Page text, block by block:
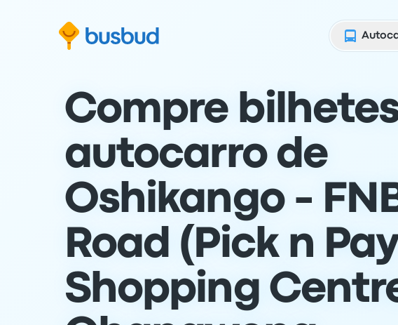
Compre
autocarro de
Oshikango -
Road (Pick n
Shopping